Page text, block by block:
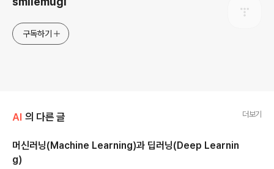
구독하기
AI 의 다른 글 더보기
머신러닝(Machine Learning)과 딥러닝(Deep Learnin
g)